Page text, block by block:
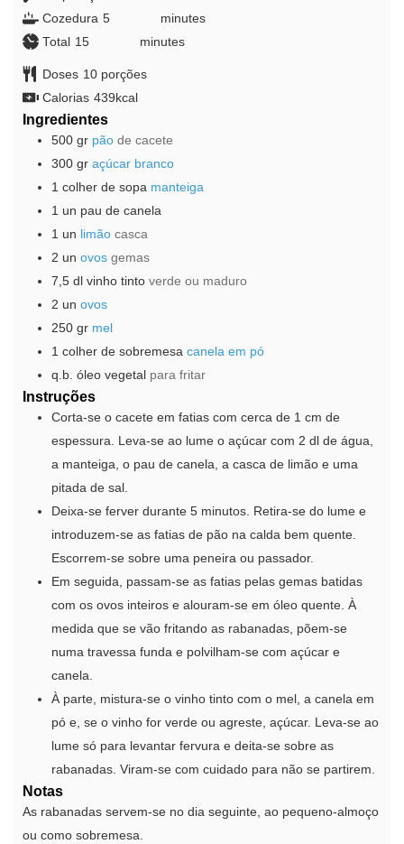
Cozedura 5minutes
minutes
Total 15minutes minutes
Doses 10 porções
Calorias 439kcal
Ingredientes
500 gr pão de cacete
300 gr açúcar branco
1 colher de sopa manteiga
1 un pau de canela
1 un limão casca
2 un ovos gemas
7,5 dl vinho tinto verde ou maduro
2 un ovos
250 gr mel
1 colher de sobremesa canela em pó
q.b. óleo vegetal para fritar
Instruções
Corta-se o cacete em fatias com cerca de 1 cm de
espessura. Leva-se ao lume o açúcar com 2 dl de água,
a manteiga, o pau de canela, a casca de limão e uma
pitada de sal.
Deixa-se ferver durante 5 minutos. Retira-se do lume e
introduzem-se as fatias de pão na calda bem quente.
Escorrem-se sobre uma peneira ou passador.
Em seguida, passam-se as fatias pelas gemas batidas
com os ovos inteiros e alouram-se em óleo quente. À
medida que se vão fritando as rabanadas, põem-se
numa travessa funda e polvilham-se com açúcar e
canela.
À parte, mistura-se o vinho tinto com o mel, a canela em
pó e, se o vinho for verde ou agreste, açúcar. Leva-se ao
lume só para levantar fervura e deita-se sobre as
rabanadas. Viram-se com cuidado para não se partirem.
Notas
As rabanadas servem-se no dia seguinte, ao pequeno-almoço
ou como sobremesa.